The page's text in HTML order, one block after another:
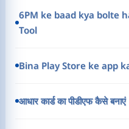
6PM ke baad kya bolte
Tool
Bina Play Store ke app
आधार कार्ड का पीडीएफ कैसे बनाएं